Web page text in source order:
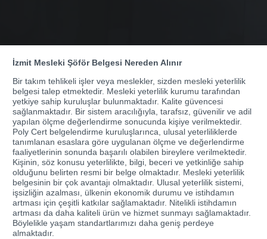
İzmit Mesleki Şöför Belgesi Nereden Alınır
Bir takım tehlikeli işler veya meslekler, sizden mesleki yeterlilik
belgesi talep etmektedir. Mesleki yeterlilik kurumu tarafından
yetkiye sahip kuruluşlar bulunmaktadır. Kalite güvencesi
sağlanmaktadır. Bir sistem aracılığıyla, tarafsız, güvenilir ve adil
yapılan ölçme değerlendirme sonucunda kişiye verilmektedir.
Poly Cert belgelendirme kuruluşlarınca, ulusal yeterliliklerde
tanımlanan esaslara göre uygulanan ölçme ve değerlendirme
faaliyetlerinin sonunda başarılı olabilen bireylere verilmektedir.
Kişinin, söz konusu yeterlilikte, bilgi, beceri ve yetkinliğe sahip
olduğunu belirten resmi bir belge olmaktadır. Mesleki yeterlilik
belgesinin bir çok avantajı olmaktadır. Ulusal yeterlilik sistemi,
işsizliğin azalması, ülkenin ekonomik durumu ve istihdamın
artması için çeşitli katkılar sağlamaktadır. Nitelikli istihdamın
artması da daha kaliteli ürün ve hizmet sunmayı sağlamaktadır.
Böylelikle yaşam standartlarımızı daha geniş perdeye
almaktadır.